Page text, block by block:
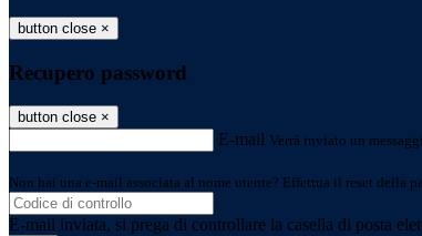
button close ×
Recupero password
button close ×
E-mail Verrà inviato un
Non hai una e-mail associata al nome utente? Effettua il reset della
E-mail inviata, si prega di controllare la casella di posta